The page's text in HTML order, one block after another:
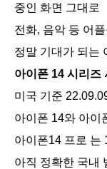
중인 화면 그대로
전화, 음악 등 어
정말 기대가 되는
아이폰 14 시리즈
미국 기준
아이폰 14와 아이
아이폰14 프로 는
아직 정확한 국내